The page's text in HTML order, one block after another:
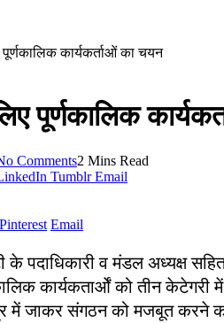
कार्यकर्ताओं का चयन
पूर्णकालिक
Comments2 Mins Read
Tumblr Email
Pinterest Email
पदाधिकारी व मंडल अध्यक्ष
कार्यकतार्ओं को तीन
में जाकर संगठन को मजबूत करने का